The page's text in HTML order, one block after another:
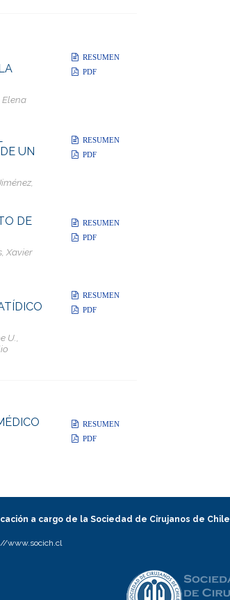
Elena
RESUMEN
PDF
UN
RESUMEN
PDF
DE
Xavier
RESUMEN
PDF
U.,
RESUMEN
PDF
RESUMEN
PDF
a cargo de la Sociedad de Cirujanos de Chile
www.socich.cl